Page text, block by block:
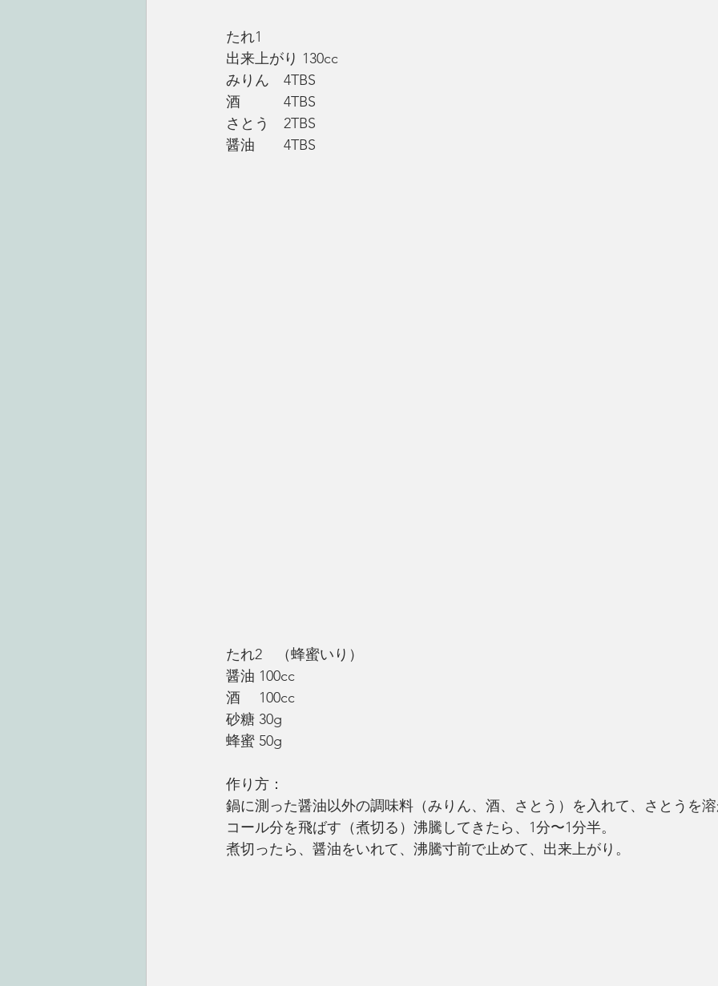
たれ1
出来上がり 130cc
みりん　4TBS
酒　　　4TBS
さとう　2TBS
醤油　　4TBS
たれ2　（蜂蜜いり）
醤油 100cc
酒　 100cc
砂糖 30g
蜂蜜 50g
作り方：
鍋に測った醤油以外の調味料（みりん、酒、さとう）を入れて、さとうを
コール分を飛ばす（煮切る）沸騰してきたら、1分〜1分半。
煮切ったら、醤油をいれて、沸騰寸前で止めて、出来上がり。